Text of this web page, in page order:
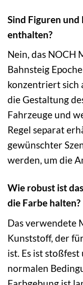
Sind Figuren
enthalten?
Nein, das NOCH
Bahnsteig
konzentriert sich
die Gestaltung
Fahrzeuge und
Regel separat
gewünschter
werden, um die
Wie robust ist
die Farbe halten?
Das verwendete
Kunststoff, der
ist. Es ist
normalen